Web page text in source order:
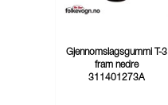
Gjennomslagsgummi T-3
fram nedre
311401273A